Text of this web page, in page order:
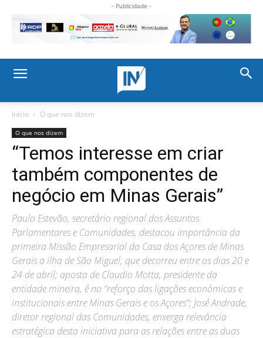
- Publicidade -
Início O que nos dizem
O que nos dizem
“Temos interesse em criar
também componentes de
negócio em Minas Gerais”
Paulo Estevão, secretário regional dos Assuntos
Parlamentares e Comunidades, destacou importância da
primeira Missão Empresarial da Casa dos Açores de Minas
Gerais a ilha de São Miguel, que decorreu entre os dias 20 e
24 de abril; aposta de Claudio Motta, presidente da
entidade mineira, é no “reforço das ligações económicas e
institucionais entre Minas Gerais e os Açores”; José Andrade,
diretor regional das Comunidades, enxerga relevância
estratégica desta iniciativa para as relações entre as duas